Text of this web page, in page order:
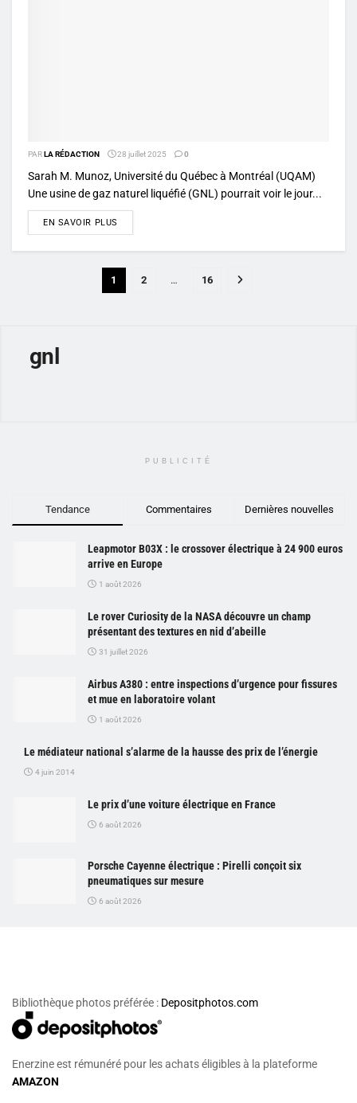
PARLA RÉDACTION 28 juillet 2025 0
Sarah M. Munoz, Université du Québec à Montréal (UQAM)
Une usine de gaz naturel liquéfié (GNL) pourrait voir le jour...
EN SAVOIR PLUS
1 2 … 16
gnl
PUBLICITÉ
Tendance Commentaires Dernières nouvelles
Leapmotor B03X : le crossover électrique à 24 900 euros
arrive en Europe
1 août 2026
Le rover Curiosity de la NASA découvre un champ
présentant des textures en nid d’abeille
31 juillet 2026
Airbus A380 : entre inspections d’urgence pour fissures
et mue en laboratoire volant
1 août 2026
Le médiateur national s’alarme de la hausse des prix de l’énergie
4 juin 2014
Le prix d’une voiture électrique en France
6 août 2026
Porsche Cayenne électrique : Pirelli conçoit six
pneumatiques sur mesure
6 août 2026
Bibliothèque photos préférée : Depositphotos.com
Enerzine est rémunéré pour les achats éligibles à la plateforme
AMAZON